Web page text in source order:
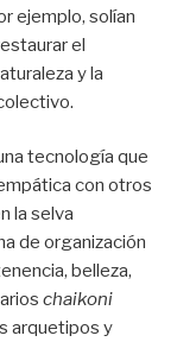
ejemplo, solían
el
y la
tecnología que
con otros
la selva
de organización
belleza,
chaikoni
arquetipos y